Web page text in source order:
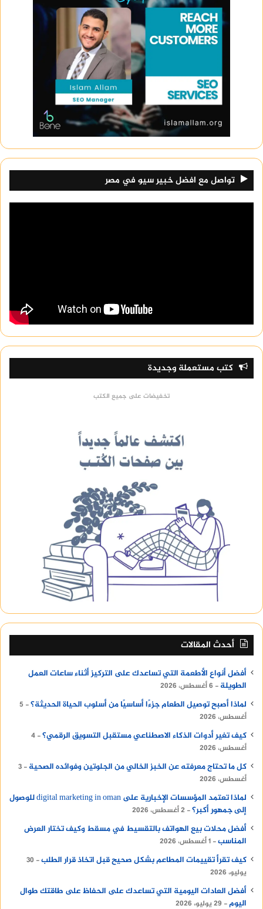
تواصل مع افضل خبير سيو في مصر
كتب مستعملة وجديدة
تخفيضات على جميع الكتب
أحدث المقالات
أفضل أنواع الأطعمة التي تساعدك على التركيز أثناء ساعات العمل
الطويلة
6 أغسطس، 2026
لماذا أصبح توصيل الطعام جزءًا أساسيًا من أسلوب الحياة الحديثة؟
5
أغسطس، 2026
كيف تغير أدوات الذكاء الاصطناعي مستقبل التسويق الرقمي؟ 4
أغسطس، 2026
كل ما تحتاج معرفته عن الخبز الخالي من الجلوتين وفوائده الصحية
3
أغسطس، 2026
لماذا تعتمد المؤسسات الإخبارية على digital marketing in oman للوصول
إلى جمهور أكبر؟ 2 أغسطس، 2026
أفضل محلات بيع الهواتف بالتقسيط في مسقط وكيف تختار العرض
المناسب 1 أغسطس، 2026
كيف تقرأ تقييمات المطاعم بشكل صحيح قبل اتخاذ قرار الطلب
30
يوليو، 2026
أفضل العادات اليومية التي تساعدك على الحفاظ على طاقتك طوال
اليوم
29 يوليو، 2026